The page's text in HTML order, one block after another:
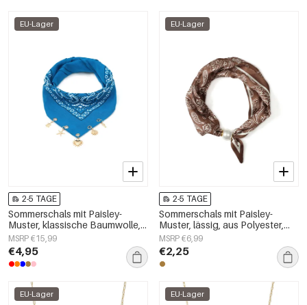
EU-Lager
2-5 TAGE
Sommerschals mit Paisley-
Muster, klassische Baumwolle,
Alltagsaccessoires
MSRP €15,99
€4,95
EU-Lager
2-5 TAGE
Sommerschals mit Paisley-
Muster, lässig, aus Polyester,
Accessoires für jeden Tag
MSRP €6,99
€2,25
EU-Lager EU-Lager